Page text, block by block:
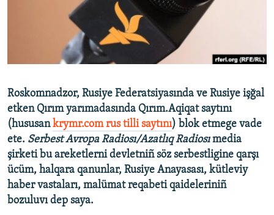
Українською
RFE/RS bütün saytları
Roskomnadzor, Rusiye Federatsiyasında ve Rusiye işğal
etken Qırım yarımadasında Qırım.Aqiqat saytını
(hususankrymr.com rus tilli saytını) blok etmege vade
ete. Serbest Avropa Radiosı/Azatlıq Radiosımedia
şirketi bu areketlerni devletniñ söz serbestligine qarşı
ücüm, halqara qanunlar, Rusiye Anayasası, kütleviy
haber vastaları, malümat reqabeti qaideleriniñ
bozuluvı dep saya.